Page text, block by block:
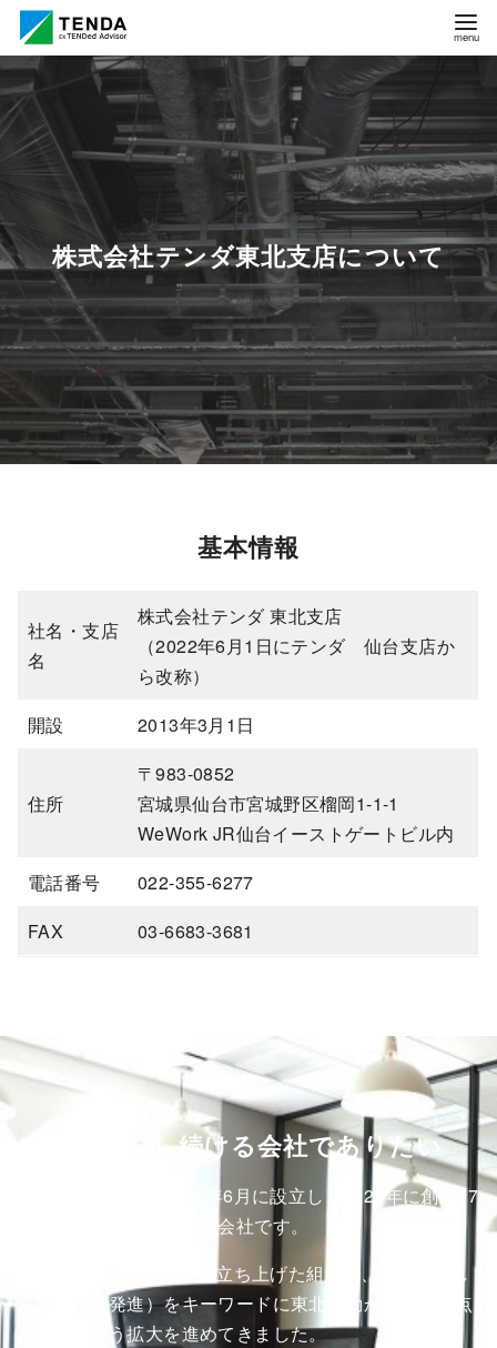
テ
ン
ツ
動
株式会社テンダ東北支店について
基本情報
社名・支店
名
株式会社テンダ 東北支店
（2022年6月1日にテンダ 仙台支店か
ら改称）
開設
2013年3月1日
住所
〒983-0852
宮城県仙台市宮城野区榴岡1-1-1
WeWork JR仙台イーストゲートビル内
電話番号
022-355-6277
FAX
03-6683-3681
チャレンジし続ける会社でありたい
株式会社テンダは1995年6月に設立し、2022年に創業27
年を迎えたシステム開発会社です。
東北支店は2013年3月に立ち上げた組織で、仙台はっし
ん（発信・発進）をキーワードに東北を動かす開発拠点
になれるよう拡大を進めてきました。